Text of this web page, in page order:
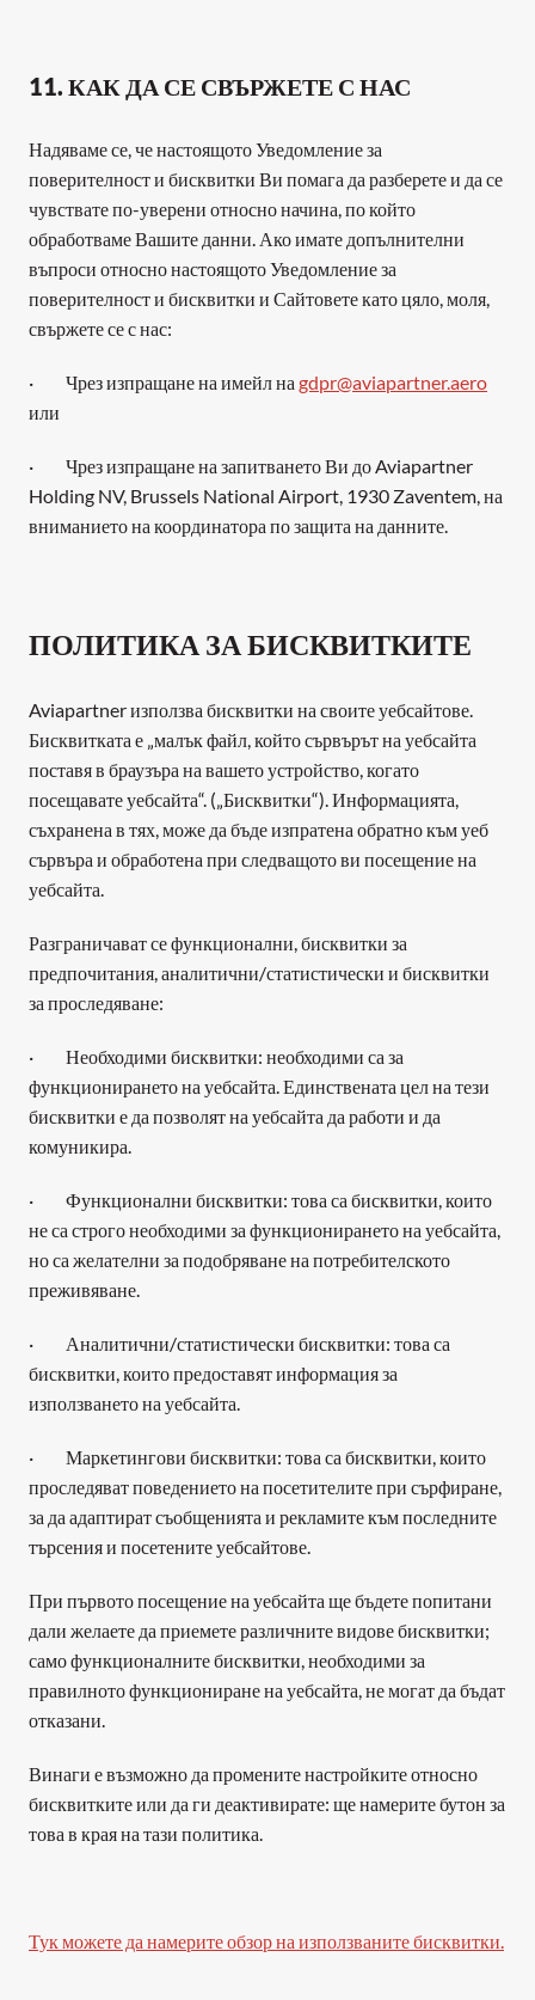
11. КАК ДА СЕ СВЪРЖЕТЕ С НАС
Надяваме се, че настоящото Уведомление за
поверителност и бисквитки Ви помага да разберете и да се
чувствате по-уверени относно начина, по който
обработваме Вашите данни. Ако имате допълнителни
въпроси относно настоящото Уведомление за
поверителност и бисквитки и Сайтовете като цяло, моля,
свържете се с нас:
·         Чрез изпращане на имейл на gdpr@aviapartner.aero
или
·         Чрез изпращане на запитването Ви до Aviapartner
Holding NV, Brussels National Airport, 1930 Zaventem, на
вниманието на координатора по защита на данните.
ПОЛИТИКА ЗА БИСКВИТКИТЕ
Aviapartner използва бисквитки на своите уебсайтове.
Бисквитката е „малък файл, който сървърът на уебсайта
поставя в браузъра на вашето устройство, когато
посещавате уебсайта“. („Бисквитки“). Информацията,
съхранена в тях, може да бъде изпратена обратно към уеб
сървъра и обработена при следващото ви посещение на
уебсайта.
Разграничават се функционални, бисквитки за
предпочитания, аналитични/статистически и бисквитки
за проследяване:
·         Необходими бисквитки: необходими са за
функционирането на уебсайта. Единствената цел на тези
бисквитки е да позволят на уебсайта да работи и да
комуникира.
·         Функционални бисквитки: това са бисквитки, които
не са строго необходими за функционирането на уебсайта,
но са желателни за подобряване на потребителското
преживяване.
·         Аналитични/статистически бисквитки: това са
бисквитки, които предоставят информация за
използването на уебсайта.
·         Маркетингови бисквитки: това са бисквитки, които
проследяват поведението на посетителите при сърфиране,
за да адаптират съобщенията и рекламите към последните
търсения и посетените уебсайтове.
При първото посещение на уебсайта ще бъдете попитани
дали желаете да приемете различните видове бисквитки;
само функционалните бисквитки, необходими за
правилното функциониране на уебсайта, не могат да бъдат
отказани.
Винаги е възможно да промените настройките относно
бисквитките или да ги деактивирате: ще намерите бутон за
това в края на тази политика.
﻿Тук можете да намерите обзор на използваните бисквитки.